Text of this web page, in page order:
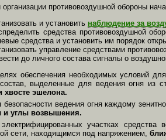
организации противовоздушной обороны
и установить наблюдение за
средства противовоздуш­ной
средства и установить им порядок
управление средствами
до личного состава сигналы о
обеспечения необходимых ус­ловий
выделенные для ведения огня из
хвосте эшелона.
безопасности ведения огня каждому
и углы возвышения.
участках
сети, находящимся под на­пряжением,